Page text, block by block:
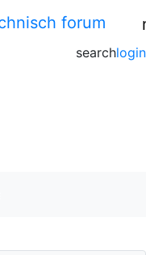
login
search